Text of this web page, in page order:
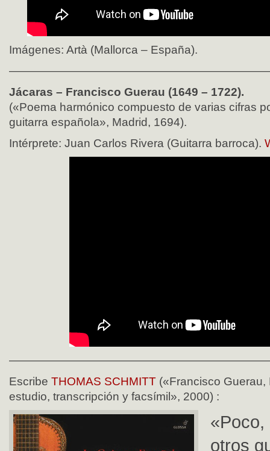
Imágenes: Artà (Mallorca – España).
Jácaras – Francisco Guerau (1649 – 1722).
(«Poema harmónico compuesto de varias cifras
guitarra española», Madrid, 1694).
Intérprete: Juan Carlos Rivera (Guitarra barroca).
Escribe THOMAS SCHMITT («Francisco
estudio, transcripción y facsímil», 2000) :
«Poco,
otros